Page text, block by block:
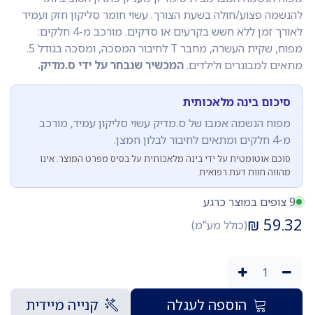
להנשמה פצוע/חולה בשעת הצורך. עשוי חומר סליקון חזק ועמיד
לאורך זמן ללא חשש בקרעים או סדקים. מורכב מ-4 חלקים:
מפוח, שקית העשרה, מחבר T לחיבור המסכה, ומסכה בגודל 5.
מתאים למבוגרים ולילדים. המכשיר שנבחר על ידי ס.מדיק.
סיכום בינה מלאכותית
מפוח הנשמה אמבו של ס.מדיק עשוי סליקון עמיד, מורכב
מ-4 חלקים ומתאים לחיבור לבלון חמצן.
סוכם אוטומטית על ידי בינה מלאכותית על בסיס מפרט המוצר. אינו
מהווה חוות דעת רפואית.
9 צופים במוצר כרגע
59.32
₪(כולל מע"מ)
הוספה לעגלה קנייה מיידית